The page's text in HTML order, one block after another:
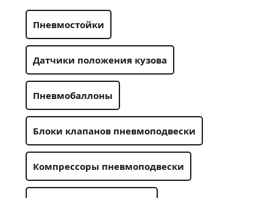
Пневмостойки
Датчики положения кузова
Пневмобаллоны
Блоки клапанов пневмоподвески
Компрессоры пневмоподвески